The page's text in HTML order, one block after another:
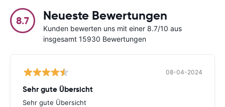
8.7 Neueste Bewertungen
Kunden bewerten uns mit einer 8.7/10 aus
insgesamt 15930 Bewertungen
08-04-2024
Sehr gute Übersicht
Sehr gute Übersicht